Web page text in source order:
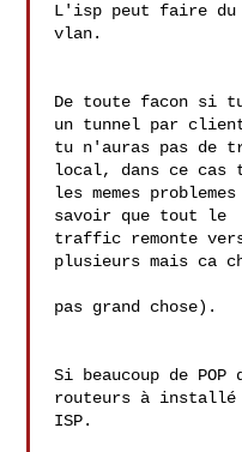
L'isp peut faire du
vlan.
De toute facon si
un tunnel par
tu n'auras pas de
local, dans ce cas
les memes
savoir que tout le
traffic remonte
plusieurs mais ca
pas grand chose).
Si beaucoup de
routeurs à installé
ISP.